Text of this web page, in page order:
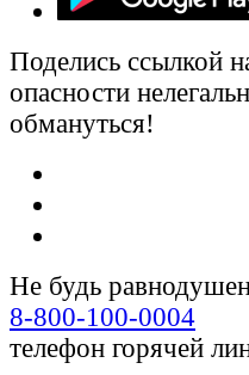
Поделись ссылкой
опасности
обмануться!
Не будь
8-800-100-0004
телефон горячей